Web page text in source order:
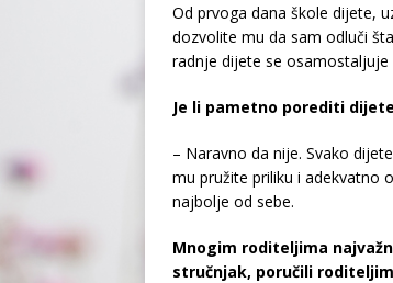
Od prvoga dana škole dijete,
dozvolite mu da sam odluči
radnje dijete se
Je li pametno porediti
– Naravno da nije. Svako
mu pružite priliku i adekvatno
najbolje od sebe.
Mnogim roditeljima
stručnjak, poručili